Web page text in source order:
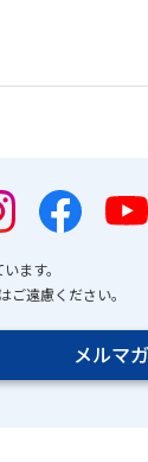
ます。
遠慮ください。
メルマ